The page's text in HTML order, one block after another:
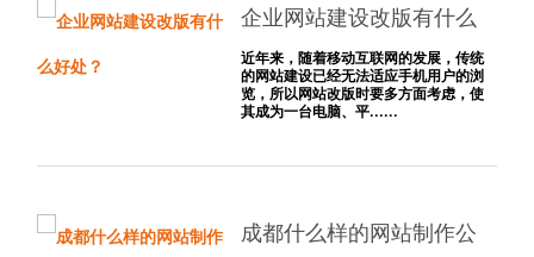
企业网站建设改版有什么
好处？
近年来，随着移动互联网的发展，传统
的网站建设已经无法适应手机用户的浏
览，所以网站改版时要多方面考虑，使
其成为一台电脑、平......
成都什么样的网站制作公